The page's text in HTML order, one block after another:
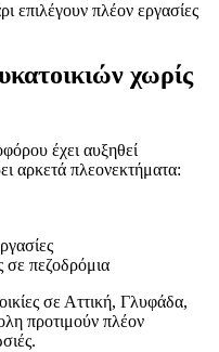
επιλέγουν πλέον εργασίες
χωρίς
έχει αυξηθεί
αρκετά πλεονεκτήματα:
σε πεζοδρόμια
σε Αττική, Γλυφάδα,
προτιμούν πλέον